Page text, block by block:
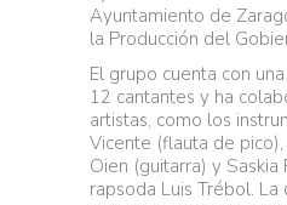
Ayuntamiento de
la Producción del
El grupo cuenta con
12 cantantes y ha
artistas, como los
Vicente (flauta de
Oien (guitarra) y
rapsoda Luis Trébol. La